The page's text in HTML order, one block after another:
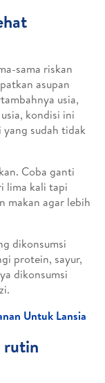
sama riskan
asupan
usia,
kondisi ini
yang sudah tidak
Coba ganti
lima kali tapi
makan agar lebih
dikonsumsi
protein, sayur,
dikonsumsi
Untuk Lansia
rutin